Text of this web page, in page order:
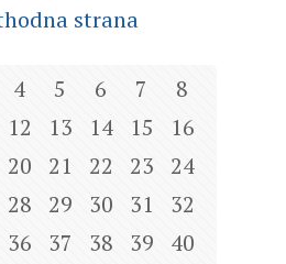
strana
4 5 6 7
8
12 13 14 15
16
20 21 22 23
24
28 29 30 31
32
36 37 38 39
40